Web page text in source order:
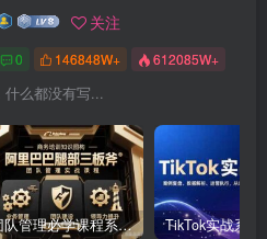
关注
0 146848W+ 612085W+
什么都没有写...
团队管理必学课程系列，阿里巴巴“腿部三板斧”